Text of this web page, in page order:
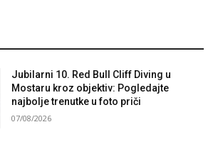
Jubilarni 10. Red Bull Cliff Diving u
Mostaru kroz objektiv: Pogledajte
najbolje trenutke u foto priči
07/08/2026